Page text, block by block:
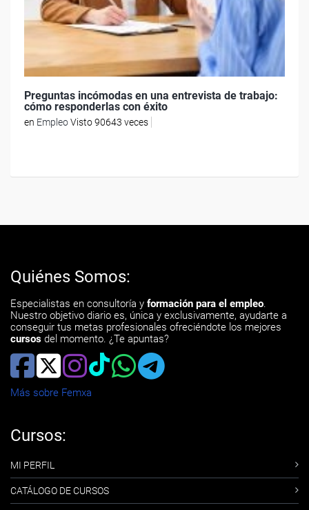
Preguntas incómodas en una entrevista de trabajo:
cómo responderlas con éxito
en EmpleoVisto 90643 veces
Quiénes Somos:
Especialistas en consultoría y formación para el empleo.
Nuestro objetivo diario es, única y exclusivamente, ayudarte a
conseguir tus metas profesionales ofreciéndote los mejores
cursos del momento. ¿Te apuntas?
Más sobre Femxa
Cursos:
MI PERFIL
CATÁLOGO DE CURSOS